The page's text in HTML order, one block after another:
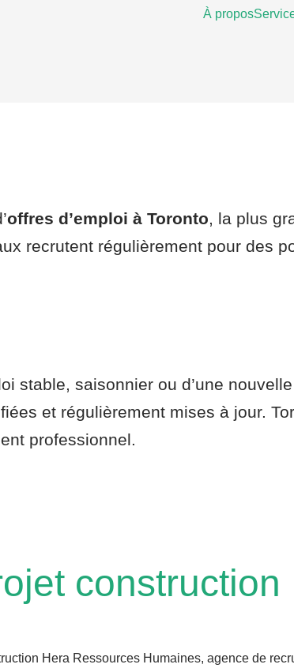
À propos
offres d’emploi à Toronto, la plus
recrutent régulièrement pour des
stable, saisonnier ou d’une
et régulièrement mises à jour.
professionnel.​
construction
Hera Ressources Humaines, agence de